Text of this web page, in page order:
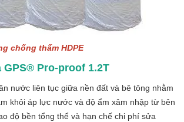
chống thấm HDPE
GPS® Pro-proof 1.2T
nước liên tục giữa nền đất và bê tông nhằm
khỏi áp lực nước và độ ẩm xâm nhập từ bên
độ bền tổng thể và hạn chế chi phí sửa